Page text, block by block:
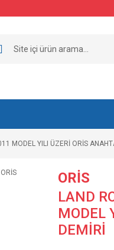
MODEL YILI ÜZERİ ORİS
ORİS
LAND
MODEL
DEMİRİ